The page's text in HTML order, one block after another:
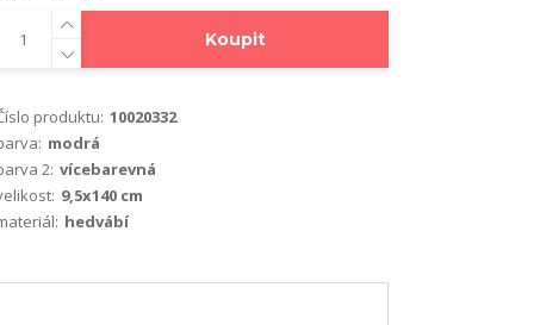
Koupit
produktu: 10020332
modrá
2: vícebarevná
9,5x140 cm
hedvábí